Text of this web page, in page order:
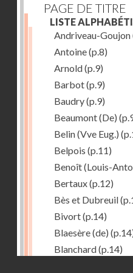
PAGE DE TITRE
LISTE
Andriveau-Goujon
Antoine(p.8)
Arnold(p.9)
Barbot(p.9)
Baudry(p.9)
Beaumont (De)
Belin (Vve Eug.)
Belpois (p.11)
Benoît (Louis-
Bertaux(p.12)
Bès et Dubreuil
Bivort(p.14)
Blaesère (de)
Blanchard(p.14)